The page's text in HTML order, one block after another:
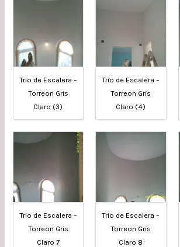
Trio de Escalera –
Torreon Gris
Claro (3)
Trio de Escalera –
Torreon Gris
Claro (4)
Trio de Escalera –
Torreon Gris
Claro 7
Trio de Escalera –
Torreon Gris
Claro 8